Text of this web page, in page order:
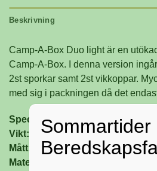
Beskrivning
Camp-A-Box Duo light är en
Camp-A-Box. I denna version
2st sporkar samt 2st vikkoppar.
med sig i packningen då det
Specifikationer:
Vikt: 280 g
Mått:
19 x 13 x 4.7 cm
Material Camp-a-box:
Sommartider